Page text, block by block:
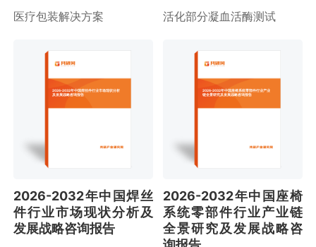
医疗包装解决方案 活化部分凝血活酶测试
2026-2032年中国焊丝件行业市场现状分析
及发展战略咨询报告
2026-2032年中国焊丝
件行业市场现状分析及
发展战略咨询报告
2026-2032年中国座椅系统零部件行业产业
链全景研究及发展战略咨询报告
2026-2032年中国座椅
系统零部件行业产业链
全景研究及发展战略咨